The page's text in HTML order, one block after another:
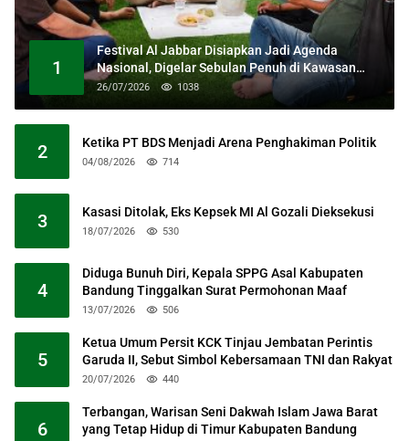
1
Festival Al Jabbar Disiapkan Jadi Agenda
Nasional, Digelar Sebulan Penuh di Kawasan
Masjid Raya Al Jabbar
26/07/2026 1038
2 Ketika PT BDS Menjadi Arena Penghakiman Politik
04/08/2026 714
3 Kasasi Ditolak, Eks Kepsek MI Al Gozali Dieksekusi
18/07/2026 530
4
Diduga Bunuh Diri, Kepala SPPG Asal Kabupaten
Bandung Tinggalkan Surat Permohonan Maaf
13/07/2026 506
5
Ketua Umum Persit KCK Tinjau Jembatan Perintis
Garuda II, Sebut Simbol Kebersamaan TNI dan Rakyat
20/07/2026 440
6
Terbangan, Warisan Seni Dakwah Islam Jawa Barat
yang Tetap Hidup di Timur Kabupaten Bandung